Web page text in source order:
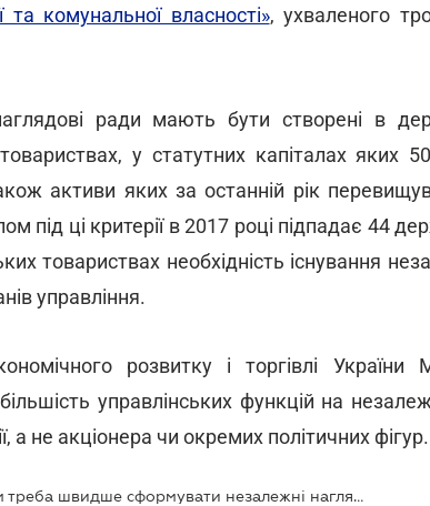
комунальної власності», ухваленого
ради мають бути створені в
у статутних капіталах яких
активи яких за останній рік
під ці критерії в 2017 році підпадає 44
товариствах необхідність існування
управління.
розвитку і торгівлі
управлінських функцій на
а не акціонера чи окремих політичних фігур.
Держпідприємствам треба швидше сформувати незалежні наглядові ради